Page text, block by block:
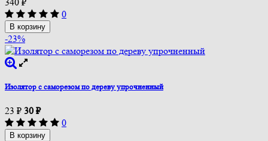
0
В корзину
-23%
Изолятор с саморезом по дереву упрочненный
23 ₽ 30 ₽
0
В корзину